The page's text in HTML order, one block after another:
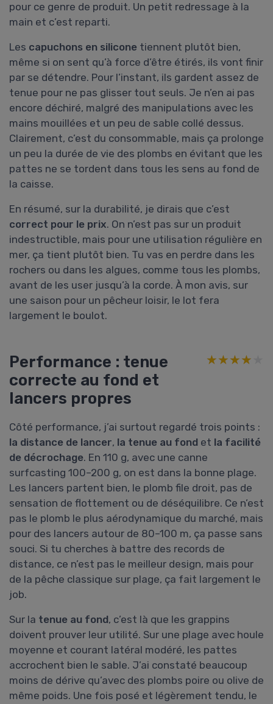
pour ce genre de produit. Un petit redressage à la
main et c’est reparti.
Les capuchons en silicone tiennent plutôt bien,
même si on sent qu’à force d’être étirés, ils vont finir
par se détendre. Pour l’instant, ils gardent assez de
tenue pour ne pas glisser tout seuls. Je n’en ai pas
encore déchiré, malgré des manipulations avec les
mains mouillées et un peu de sable collé dessus.
Clairement, c’est du consommable, mais ça prolonge
un peu la durée de vie des plombs en évitant que les
pattes ne se tordent dans tous les sens au fond de
la caisse.
En résumé, sur la durabilité, je dirais que c’est
correct pour le prix. On n’est pas sur un produit
indestructible, mais pour une utilisation régulière en
mer, ça tient plutôt bien. Tu vas en perdre dans les
rochers ou dans les algues, comme tous les plombs,
avant de les user jusqu’à la corde. À mon avis, sur
une saison pour un pêcheur loisir, le lot fera
largement le boulot.
Performance : tenue
correcte au fond et
lancers propres
★★★★★
★★★★★
Côté performance, j’ai surtout regardé trois points :
la distance de lancer, la tenue au fond et la facilité
de décrochage. En 110 g, avec une canne
surfcasting 100–200 g, on est dans la bonne plage.
Les lancers partent bien, le plomb file droit, pas de
sensation de flottement ou de déséquilibre. Ce n’est
pas le plomb le plus aérodynamique du marché, mais
pour des lancers autour de 80–100 m, ça passe sans
souci. Si tu cherches à battre des records de
distance, ce n’est pas le meilleur design, mais pour
de la pêche classique sur plage, ça fait largement le
job.
Sur la tenue au fond, c’est là que les grappins
doivent prouver leur utilité. Sur une plage avec houle
moyenne et courant latéral modéré, les pattes
accrochent bien le sable. J’ai constaté beaucoup
moins de dérive qu’avec des plombs poire ou olive de
même poids. Une fois posé et légèrement tendu, le